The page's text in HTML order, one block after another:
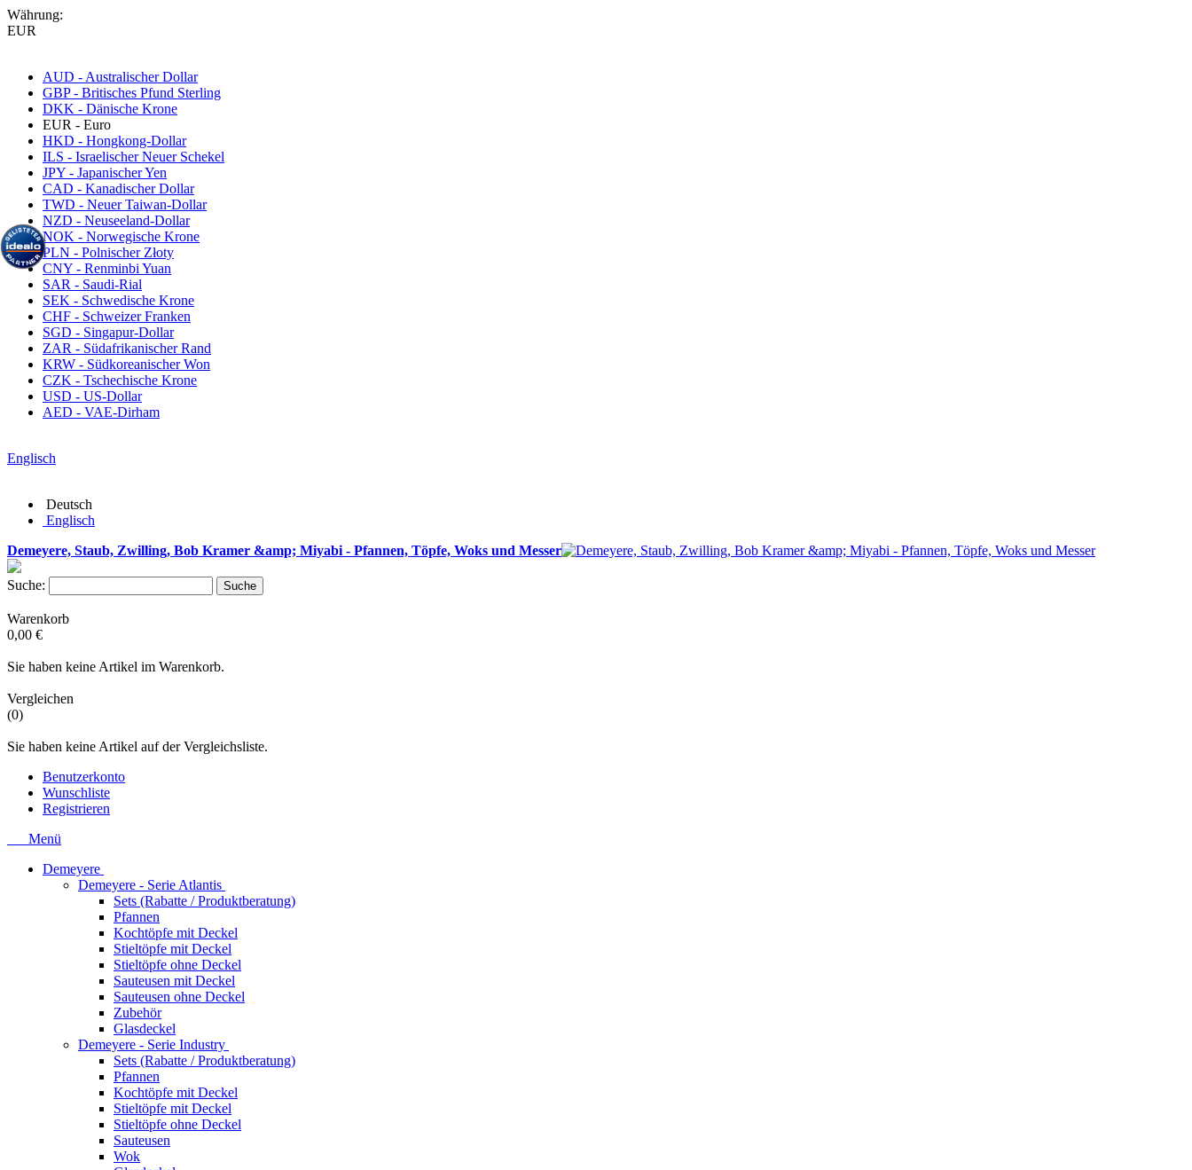
Währung:
EUR
AUD - Australischer Dollar
GBP - Britisches Pfund Sterling
DKK - Dänische Krone
EUR - Euro
HKD - Hongkong-Dollar
ILS - Israelischer Neuer Schekel
JPY - Japanischer Yen
CAD - Kanadischer Dollar
TWD - Neuer Taiwan-Dollar
NZD - Neuseeland-Dollar
NOK - Norwegische Krone
PLN - Polnischer Złoty
CNY - Renminbi Yuan
SAR - Saudi-Rial
SEK - Schwedische Krone
CHF - Schweizer Franken
SGD - Singapur-Dollar
ZAR - Südafrikanischer Rand
KRW - Südkoreanischer Won
CZK - Tschechische Krone
USD - US-Dollar
AED - VAE-Dirham
Englisch
Deutsch
Englisch
Demeyere, Staub, Zwilling, Bob Kramer &amp; Miyabi - Pfannen, Töpfe, Woks und Messer
Suche: Suche
Warenkorb
0,00 €
Sie haben keine Artikel im Warenkorb.
Vergleichen
(0)
Sie haben keine Artikel auf der Vergleichsliste.
Benutzerkonto
Wunschliste
Registrieren
Menü
Demeyere
Demeyere - Serie Atlantis
Sets (Rabatte / Produktberatung)
Pfannen
Kochtöpfe mit Deckel
Stieltöpfe mit Deckel
Stieltöpfe ohne Deckel
Sauteusen mit Deckel
Sauteusen ohne Deckel
Zubehör
Glasdeckel
Demeyere - Serie Industry
Sets (Rabatte / Produktberatung)
Pfannen
Kochtöpfe mit Deckel
Stieltöpfe mit Deckel
Stieltöpfe ohne Deckel
Sauteusen
Wok